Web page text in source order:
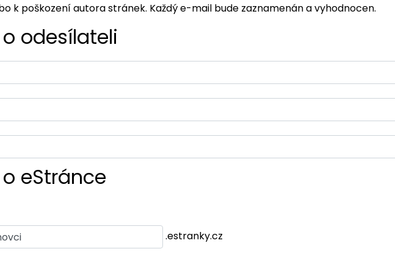
k poškození autora stránek. Každý e-mail bude zaznamenán a vyhodnocen.
odesílateli
eStránce
.estranky.cz